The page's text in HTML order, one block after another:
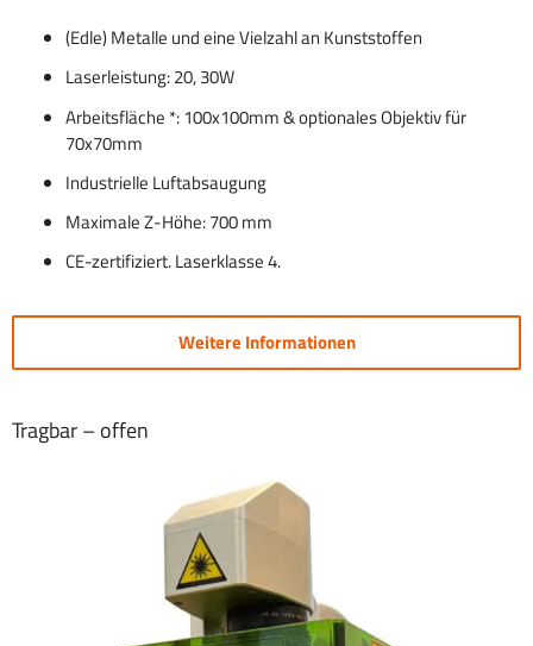
(Edle) Metalle und eine Vielzahl an Kunststoffen
Laserleistung: 20, 30W
Arbeitsfläche *: 100x100mm & optionales Objektiv für
70x70mm
Industrielle Luftabsaugung
Maximale Z-Höhe: 700 mm
CE-zertifiziert. Laserklasse 4.
Weitere Informationen
Tragbar – offen